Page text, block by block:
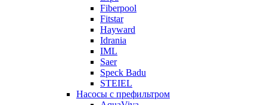
Fiberpool
Fitstar
Hayward
Idrania
IML
Saer
Speck Badu
STEIEL
Насосы с префильтром